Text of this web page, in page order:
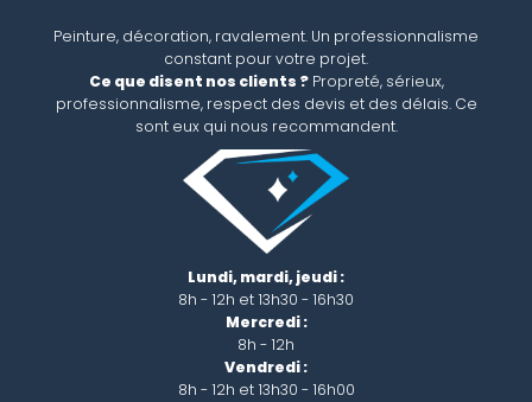
Peinture, décoration, ravalement. Un professionnalisme
constant pour votre projet.
Ce que disent nos clients ?Propreté, sérieux,
professionnalisme, respect des devis et des délais. Ce
sont eux qui nous recommandent.
Lundi, mardi, jeudi :
8h - 12h et 13h30 - 16h30
Mercredi :
8h - 12h
Vendredi :
8h - 12h et 13h30 - 16h00